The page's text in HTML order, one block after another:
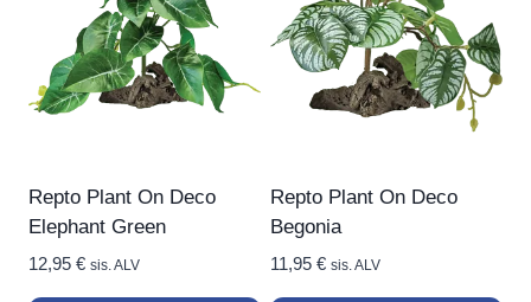
Repto Plant On Deco
Elephant Green
12,95 € sis. ALV
Repto Plant On Deco
Begonia
11,95 € sis. ALV